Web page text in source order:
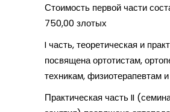
Стоимость первой части
750,00 злотых
I часть, теоретическая и
посвящена ортотистам,
техникам, физиотерапевтам
Практическая часть II